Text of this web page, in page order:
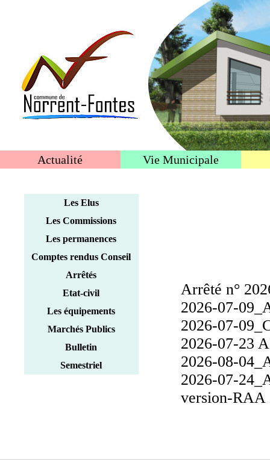
Actualité Vie Municipale
Les Elus
Les Commissions
Les permanences
Comptes rendus Conseil
Municipal
Arrêtés
Etat-civil
Les équipements
Marchés Publics
Bulletin
Semestriel
Arrêté n°
2026-07-
2026-07-
2026-07-23
2026-08-
2026-07-
version-RAA